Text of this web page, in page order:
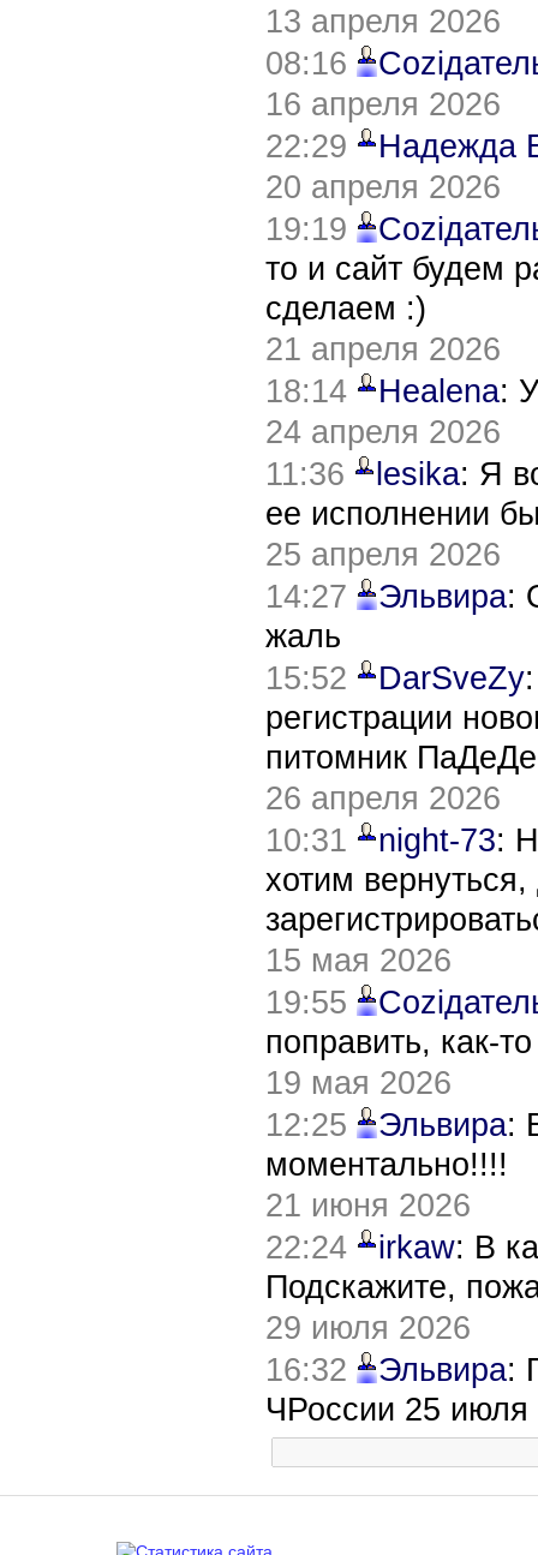
13 апреля 2026
08:16
16 апреля 2026
22:29
Надежда
20 апреля 2026
19:19
то и сайт будем
сделаем :)
21 апреля 2026
18:14
Healena:
24 апреля 2026
11:36
lesika: Я
ее исполнении
25 апреля 2026
14:27
Эльвира:
жаль
15:52
DarSveZy
регистрации
питомник
26 апреля 2026
10:31
night-73:
хотим
15 мая 2026
19:55
поправить, как-
19 мая 2026
12:25
Эльвира:
моментально!!!!
21 июня 2026
22:24
irkaw: В
Подскажите,
29 июля 2026
16:32
Эльвира:
ЧРоссии 25 июля